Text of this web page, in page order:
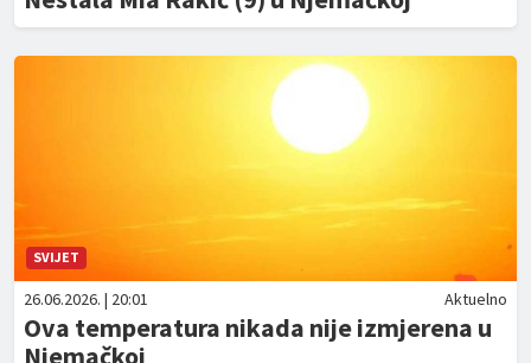
SVIJET
26.06.2026. | 20:01 Aktuelno
Ova temperatura nikada nije izmjerena u
Njemačkoj